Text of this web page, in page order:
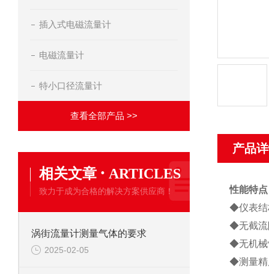
插入式电磁流量计
电磁流量计
特小口径流量计
查看全部产品 >>
相关文章 · ARTICLES
致力于成为合格的解决方案供应商！
涡街流量计测量气体的要求
2025-02-05
产品
性能特点
◆仪表结
◆无截流
◆无机械
◆测量精